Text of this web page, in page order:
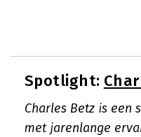
Spotlight:
Charles Betz is
met jarenlange